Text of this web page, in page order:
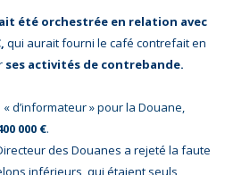
été orchestrée en relation avec
qui aurait fourni le café contrefait en
ses activités de contrebande.
d’informateur » pour la Douane,
000 €.
des Douanes a rejeté la faute
inférieurs qui étaient seuls